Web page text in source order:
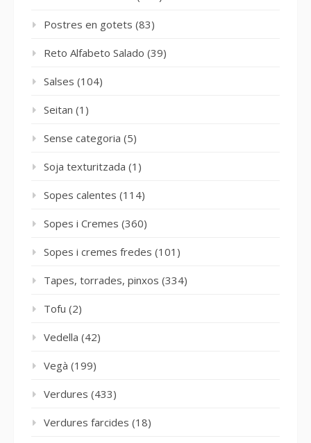
Postres en gotets (83)
Reto Alfabeto Salado (39)
Salses (104)
Seitan (1)
Sense categoria (5)
Soja texturitzada (1)
Sopes calentes (114)
Sopes i Cremes (360)
Sopes i cremes fredes (101)
Tapes, torrades, pinxos (334)
Tofu (2)
Vedella (42)
Vegà (199)
Verdures (433)
Verdures farcides (18)